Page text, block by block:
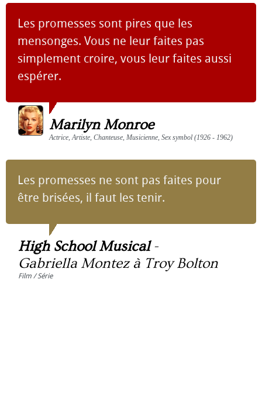
Les promesses sont pires que les
mensonges. Vous ne leur faites pas
simplement croire, vous leur faites aussi
espérer.
Marilyn Monroe
Actrice, Artiste, Chanteuse, Musicienne, Sex symbol (1926 - 1962)
Les promesses ne sont pas faites pour
être brisées, il faut les tenir.
High School Musical-
Gabriella Montez à Troy Bolton
Film / Série